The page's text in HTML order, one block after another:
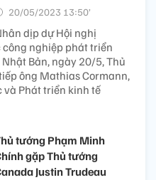
20/05/2023 13:50’
dịp dự Hội nghị
nghiệp phát triển
Bản, ngày 20/5, Thủ
ông Mathias Cormann,
và Phát triển kinh tế
tướng Phạm Minh
gặp Thủ tướng
Justin Trudeau